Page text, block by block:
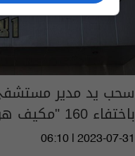
سحب يد مدير
باختفاء 160 "مكيف هواء"
06:10 | 2023-07-31